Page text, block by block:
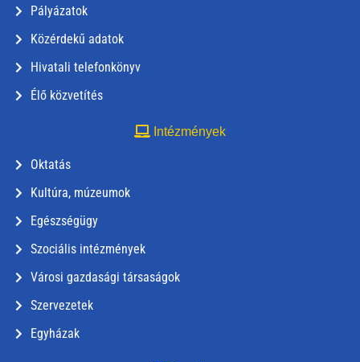
Pályázatok
Közérdekű adatok
Hivatali telefonkönyv
Élő közvetítés
Intézmények
Oktatás
Kultúra, múzeumok
Egészségügy
Szociális intézmények
Városi gazdasági társaságok
Szervezetek
Egyházak